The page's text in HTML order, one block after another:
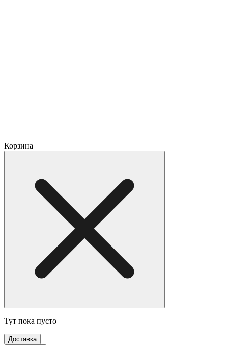
Корзина
Тут пока пусто
Доставка